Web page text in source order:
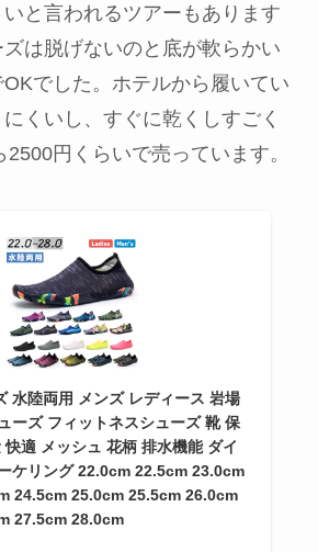
と言われるツアーもあります
は脱げないのと底が軟らかい
でした。ホテルから履いてい
くいし、すぐに乾くしすごく
円くらいで売っています。
水陸両用 メンズ レディース 岩場
ーズ フィットネスシューズ 靴 保
適 メッシュ 花柄 排水機能 ダイ
ケリング 22.0cm 22.5cm 23.0cm
24.5cm 25.0cm 25.5cm 26.0cm
27.5cm 28.0cm